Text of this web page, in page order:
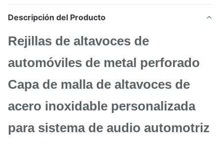
Descripción del Producto
Rejillas de altavoces de
automóviles de metal perforado
Capa de malla de altavoces de
acero inoxidable personalizada
para sistema de audio automotriz